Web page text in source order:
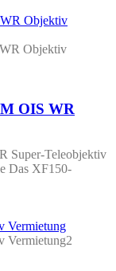
OIS WR
Super-Teleobjektiv
Das XF150-